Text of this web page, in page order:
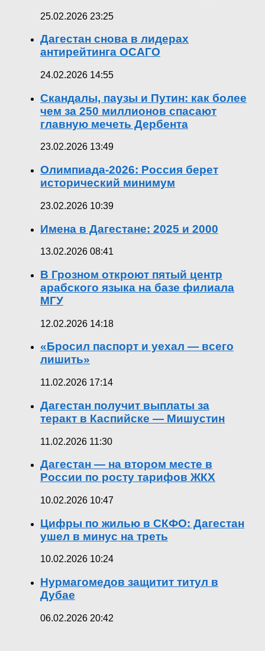
25.02.2026 23:25
Дагестан снова в лидерах
антирейтинга ОСАГО
24.02.2026 14:55
Скандалы, паузы и Путин: как более
чем за 250 миллионов спасают
главную мечеть Дербента
23.02.2026 13:49
Олимпиада-2026: Россия берет
исторический минимум
23.02.2026 10:39
Имена в Дагестане: 2025 и 2000
13.02.2026 08:41
В Грозном откроют пятый центр
арабского языка на базе филиала
МГУ
12.02.2026 14:18
«Бросил паспорт и уехал — всего
лишить»
11.02.2026 17:14
Дагестан получит выплаты за
теракт в Каспийске — Мишустин
11.02.2026 11:30
Дагестан — на втором месте в
России по росту тарифов ЖКХ
10.02.2026 10:47
Цифры по жилью в СКФО: Дагестан
ушел в минус на треть
10.02.2026 10:24
Нурмагомедов защитит титул в
Дубае
06.02.2026 20:42